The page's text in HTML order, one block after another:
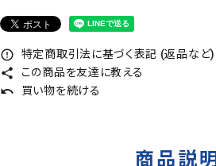
error_outline 特定商取引法に基づく表記 (返品など)
share この商品を友達に教える
undo 買い物を続ける
商品説明